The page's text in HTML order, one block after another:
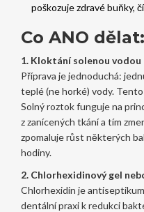
poškozuje zdravé buňky,
Co ANO
1. Kloktání solenou vodou
Příprava je jednoduchá:
teplé (ne horké) vody.
Solný roztok funguje na
z zanícených tkání a tím
zpomaluje růst některých
hodiny.
2. Chlorhexidinový gel
Chlorhexidin je
dentální praxi k redukci